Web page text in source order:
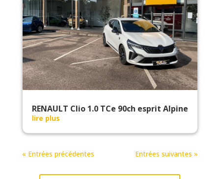
RENAULT Clio 1.0 TCe 90ch esprit Alpine
lire plus
« Entrées précédentes Entrées suivantes »